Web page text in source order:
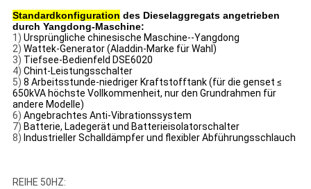
Standardkonfiguration des Dieselaggregats angetrieben
durch Yangdong-Maschine:
1) Ursprüngliche chinesische Maschine--Yangdong
2) Wattek-Generator (Aladdin-Marke für Wahl)
3) Tiefsee-Bedienfeld DSE6020
4) Chint-Leistungsschalter
5) 8 Arbeitsstunde-niedriger Kraftstofftank (für die genset ≤
650kVA höchste Vollkommenheit, nur den Grundrahmen für
andere Modelle)
6) Angebrachtes Anti-Vibrationssystem
7) Batterie, Ladegerät und Batterieisolatorschalter
8) Industrieller Schalldämpfer und flexibler Abführungsschlauch
REIHE 50HZ: